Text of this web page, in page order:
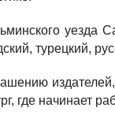
уезда
турецкий,
где начинает